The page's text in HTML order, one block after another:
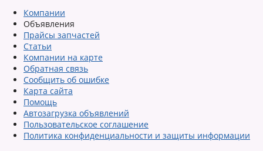
Компании
Объявления
Прайсы запчастей
Статьи
Компании на карте
Обратная связь
Сообщить об ошибке
Карта сайта
Помощь
Автозагрузка объявлений
Пользовательское соглашение
Политика конфиденциальности и защиты информации